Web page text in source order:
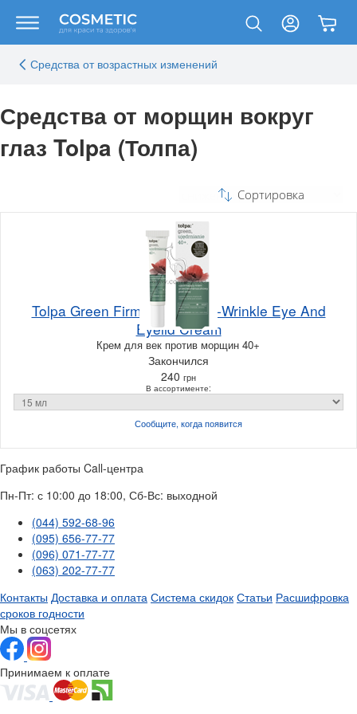
Средства от возрастных изменений
Средства от морщин вокруг
глаз Tolpa (Толпа)
Сортировка
Tolpa Green Firming 40+ Anti-Wrinkle Eye And
Eyelid Cream
Крем для век против морщин 40+
Закончился
240 грн
В ассортименте:
Сообщите, когдапоявится
График работы Call-центра
Пн-Пт: с 10:00 до 18:00, Сб-Вс: выходной
(044) 592-68-96
(095) 656-77-77
(096) 071-77-77
(063) 202-77-77
Контакты Доставка и оплата Система скидок Статьи Расшифровка
сроков годности
Мы в соцсетях
Принимаем к оплате